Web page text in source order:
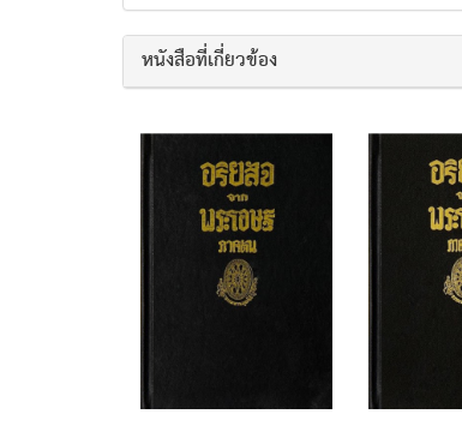
หนังสือที่เกี่ยวข้อง